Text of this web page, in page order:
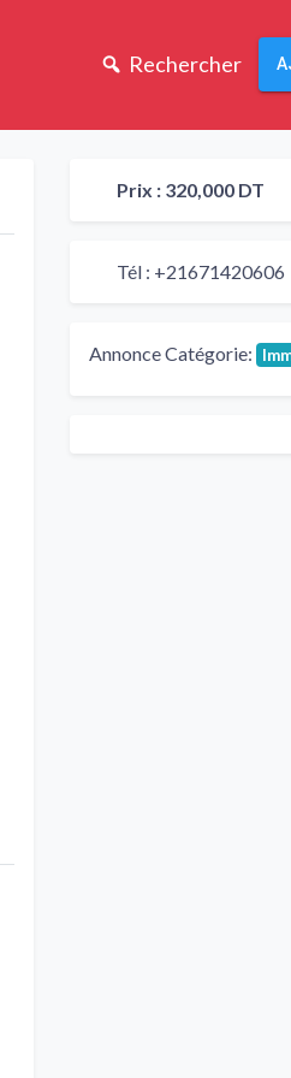
Rechercher
Prix : 320,000 DT
Tél : +21671420606
Annonce Catégorie: